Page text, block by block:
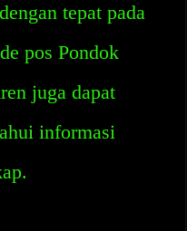
tepat pada
pos Pondok
juga dapat
informasi